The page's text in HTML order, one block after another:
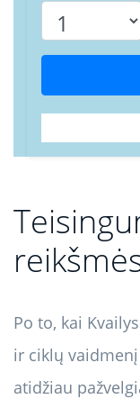
Po to, kai
ir ciklų
atidžiau